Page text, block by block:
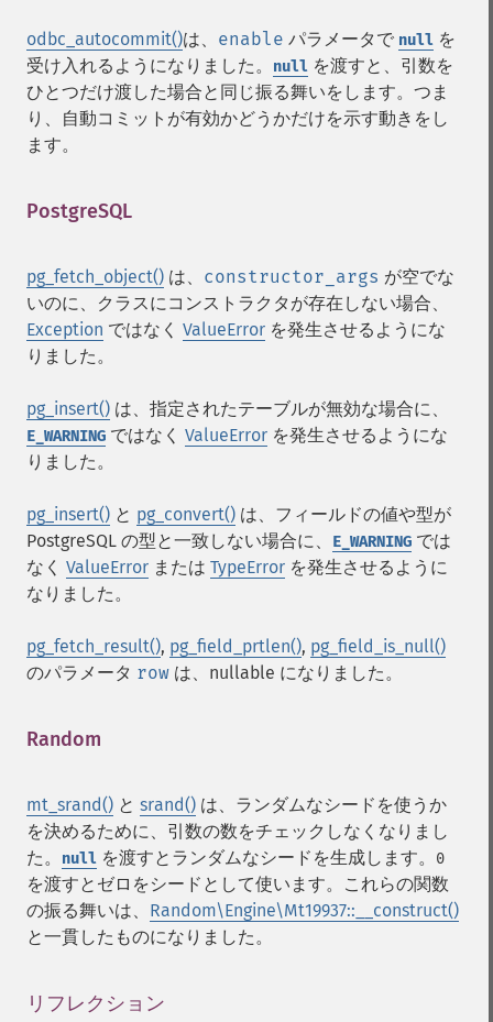
odbc_autocommit()は、 enable パラメータで null を
受け入れるようになりました。
null を渡すと、引数を
ひとつだけ渡した場合と同じ振る舞いをします。つま
り、自動コミットが有効かどうかだけを示す動きをし
ます。
PostgreSQL
pg_fetch_object() は、 constructor_args が空でな
いのに、クラスにコンストラクタが存在しない場合、
Exception ではなく ValueError を発生させるようにな
りました。
pg_insert() は、指定されたテーブルが無効な場合に、
E_WARNING ではなく ValueError を発生させるようにな
りました。
pg_insert() と pg_convert() は、フィールドの値や型が
PostgreSQL の型と一致しない場合に、
E_WARNING では
なく ValueError または TypeError を発生させるように
なりました。
pg_fetch_result(), pg_field_prtlen(), pg_field_is_null()
のパラメータ row は、nullable になりました。
Random
mt_srand() と srand() は、ランダムなシードを使うか
を決めるために、引数の数をチェックしなくなりまし
た。
null を渡すとランダムなシードを生成します。 0
を渡すとゼロをシードとして使います。これらの関数
の振る舞いは、 Random\Engine\Mt19937::__construct()
と一貫したものになりました。
リフレクション